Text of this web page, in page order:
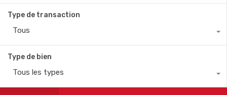
Type de transaction
Tous
Type de bien
Tous les types